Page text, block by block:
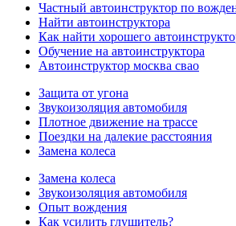
Частный автоинструктор по
Найти автоинструктора
Как найти хорошего
Обучение на автоинструктора
Автоинструктор москва свао
Защита от угона
Звукоизоляция автомобиля
Плотное движение на трассе
Поездки на далекие расстояния
Замена колеса
Замена колеса
Звукоизоляция автомобиля
Опыт вождения
Как усилить глушитель?